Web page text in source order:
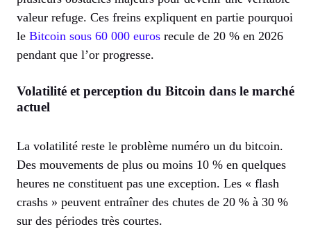
valeur refuge. Ces freins expliquent en partie pourquoi
le Bitcoin sous 60 000 euros recule de 20 % en 2026
pendant que l’or progresse.
Volatilité et perception du Bitcoin dans le marché
actuel
La volatilité reste le problème numéro un du bitcoin.
Des mouvements de plus ou moins 10 % en quelques
heures ne constituent pas une exception. Les « flash
crashs » peuvent entraîner des chutes de 20 % à 30 %
sur des périodes très courtes.